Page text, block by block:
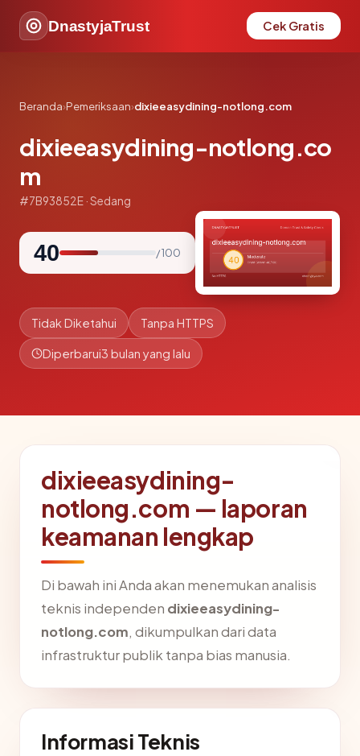
DnastyjaTrust Cek Gratis
Beranda›Pemeriksaan›dixieeasydining-notlong.com
dixieeasydining-notlong.co
m
#7B93852E · Sedang
40 / 100
Tidak Diketahui Tanpa HTTPS
Diperbarui3 bulan yang lalu
dixieeasydining-
notlong.com — laporan
keamanan lengkap
Di bawah ini Anda akan menemukan analisis
teknis independen dixieeasydining-
notlong.com, dikumpulkan dari data
infrastruktur publik tanpa bias manusia.
Informasi Teknis